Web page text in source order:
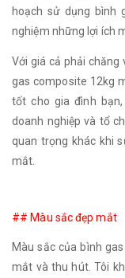
hoạch sử dụng bình
nghiệm những lợi ích
Với giá cả phải chăng
gas composite 12kg
tốt cho gia đình
doanh nghiệp và tổ
quan trọng khác khi
mắt.
## Màu sắc đẹp mắt
Màu sắc của bình
mắt và thu hút. Tôi